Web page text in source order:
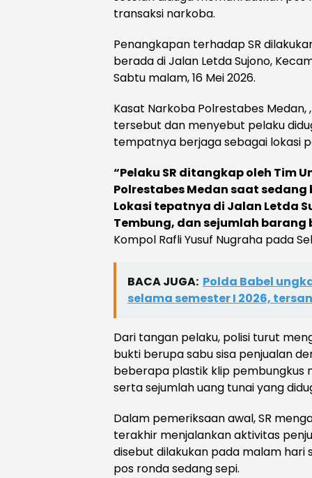
transaksi narkoba.
Penangkapan terhadap SR
berada di Jalan Letda Sujono,
Sabtu malam, 16 Mei 2026.
Kasat Narkoba Polrestabes
tersebut dan menyebut pelaku
tempatnya berjaga sebagai lokasi
“Pelaku SR ditangkap oleh Tim
Polrestabes Medan saat
Lokasi tepatnya di Jalan Letda
Tembung, dan sejumlah
Kompol Rafli Yusuf Nugraha pada
BACA JUGA: Polda Babel
selama semester I 2026,
Dari tangan pelaku, polisi turut
bukti berupa sabu sisa penjualan
beberapa plastik klip pembungkus
serta sejumlah uang tunai yang
Dalam pemeriksaan awal, SR
terakhir menjalankan aktivitas
disebut dilakukan pada malam hari
pos ronda sedang sepi.